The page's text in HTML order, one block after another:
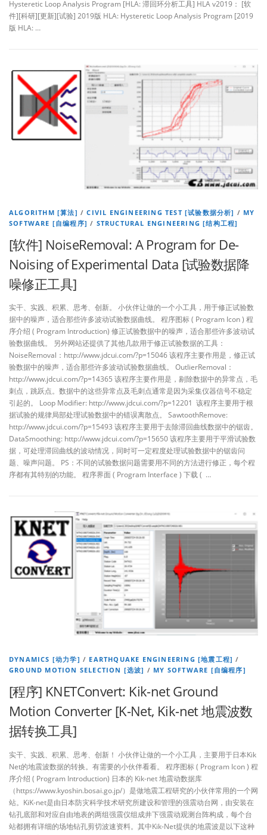
Hysteretic Loop Analysis Program [HLA: 滞回环分析工具] HLA v2019： [软
件][科研][更新][试验] 2019版 HLA: Hysteretic Loop Analysis Program [2019
版 HLA: …
ALGORITHM [算法] /CIVIL ENGINEERING TEST [试验数据分析] / MY
SOFTWARE [自编程序] / STRUCTURAL ENGINEERING [结构工程]
[软件] NoiseRemoval: A Program for De-
Noising of Experimental Data [试验数据降
噪修正工具]
实干、实践、积累、思考、创新。 小伙伴让做的一个小工具，用于修正试验数
据中的噪声，适合那些许多波动试验数据曲线。 程序图标 ( Program Icon ) 程
序介绍 ( Program Introduction) 修正试验数据中的噪声，适合那些许多波动试
验数据曲线。 另外网站还提供了其他几款用于修正试验数据的工具：
NoiseRemoval：http://www.jdcui.com/?p=15046 该程序主要作用是，修正试
验数据中的噪声，适合那些许多波动试验数据曲线。 OutlierRemoval：
http://www.jdcui.com/?p=14365 该程序主要作用是，剔除数据中的异常点，毛
刺点，跳跃点。数据中的这些异常点及毛刺点通常是因为采集仪器信号不稳定
引起的。 Loop Modifier: http://www.jdcui.com/?p=12201 该程序主要用于根
据试验的规律局部处理试验数据中的错误离散点。 SawtoothRemove:
http://www.jdcui.com/?p=15493 该程序主要用于去除滞回曲线数据中的锯齿。
DataSmoothing: http://www.jdcui.com/?p=15650 该程序主要用于平滑试验数
据，可处理滞回曲线的波动情况，同时可一定程度处理试验数据中的锯齿问
题、噪声问题。 PS：不同的试验数据问题需要用不同的方法进行修正，每个程
序都有其特别的功能。 程序界面 ( Program Interface ) 下载 ( …
DYNAMICS [动力学] / EARTHQUAKE ENGINEERING [地震工程] /
GROUND MOTION SELECTION [选波] / MY SOFTWARE [自编程序]
[程序] KNETConvert: Kik-net Ground
Motion Converter [K-Net, Kik-net 地震波数
据转换工具]
实干、实践、积累、思考、创新！ 小伙伴让做的一个小工具，主要用于日本Kik
Net的地震波数据的转换。有需要的小伙伴看看。 程序图标 ( Program Icon ) 程
序介绍 ( Program Introduction) 日本的 Kik-net 地震动数据库
（https://www.kyoshin.bosai.go.jp/）是做地震工程研究的小伙伴常用的一个网
站。KiK-net是由日本防灾科学技术研究所建设和管理的强震动台网，由安装在
钻孔底部和对应自由地表的两组强震仪组成井下强震动观测台阵构成，每个台
站都拥有详细的场地钻孔剪切波速资料。其中Kik-Net提供的地震波是以下这种